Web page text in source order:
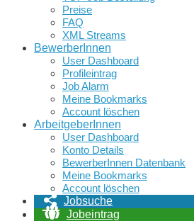
Preise
FAQ
XML Streams
BewerberInnen
User Dashboard
Profileintrag
Job Alarm
Meine Bookmarks
Account löschen
ArbeitgeberInnen
User Dashboard
Konto Details
BewerberInnen Datenbank
Meine Bookmarks
Account löschen
Jobsuche
Jobeintrag